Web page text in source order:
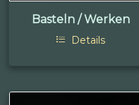
Basteln / Werken
Details